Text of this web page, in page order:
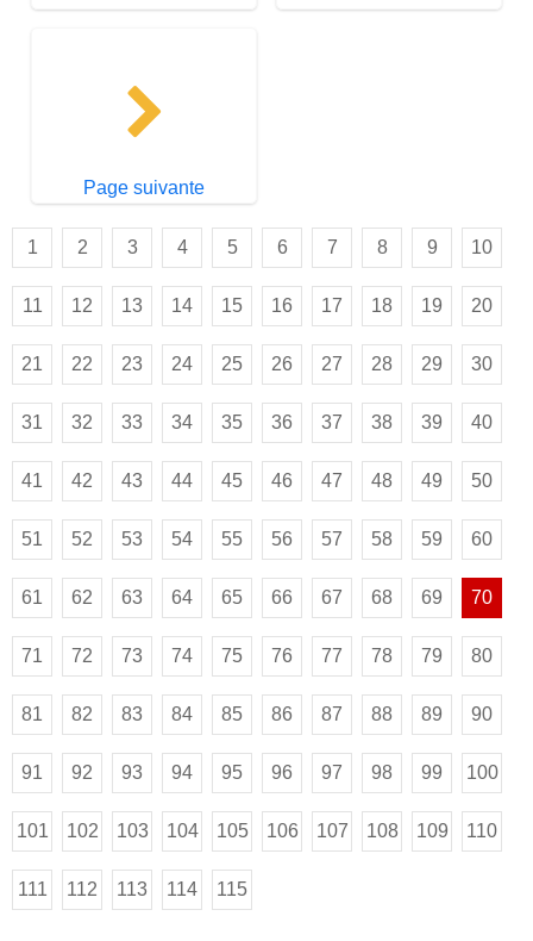
Page suivante
1 2 3 4 5 6 7 8 9 10
11 12 13 14 15 16 17 18 19 20
21 22 23 24 25 26 27 28 29 30
31 32 33 34 35 36 37 38 39 40
41 42 43 44 45 46 47 48 49 50
51 52 53 54 55 56 57 58 59 60
61 62 63 64 65 66 67 68 69 70
71 72 73 74 75 76 77 78 79 80
81 82 83 84 85 86 87 88 89 90
91 92 93 94 95 96 97 98 99 100
101 102 103 104 105 106 107 108 109 110
111 112 113 114 115